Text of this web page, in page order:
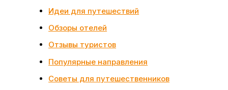
Идеи для путешествий
Обзоры отелей
Отзывы туристов
Популярные направления
Советы для путешественников